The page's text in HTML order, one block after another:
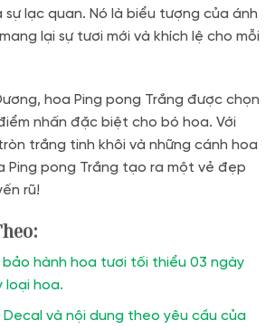
sự lạc quan. Nó là biểu tượng của ánh
lại sự tươi mới và khích lệ cho mỗi
hoa Ping pong Trắng được chọn
nhấn đặc biệt cho bó hoa. Với
trắng tinh khôi và những cánh hoa
Ping pong Trắng tạo ra một vẻ đẹp
rũ!
bảo hành hoa tươi tối thiểu 03 ngày
loại hoa.
Decal và nội dung theo yêu cầu của